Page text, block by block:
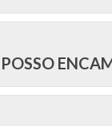
POSSO